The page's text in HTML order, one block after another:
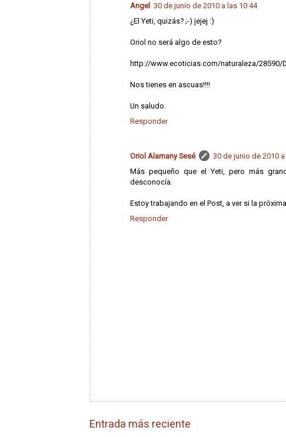
Angel 30 de junio de 2010 a las 10:44
¿El Yeti, quizás? ;-) jejej :)
Oriol no será algo de esto?
http://www.ecoticias.com/naturaleza/28590/
Nos tienes en ascuas!!!!
Un saludo.
Responder
Oriol Alamany Sesé
30 de junio de 2010 a
Más pequeño que el Yeti, pero más
desconocía.
Estoy trabajando en el Post, a ver si la
Responder
Entrada más reciente